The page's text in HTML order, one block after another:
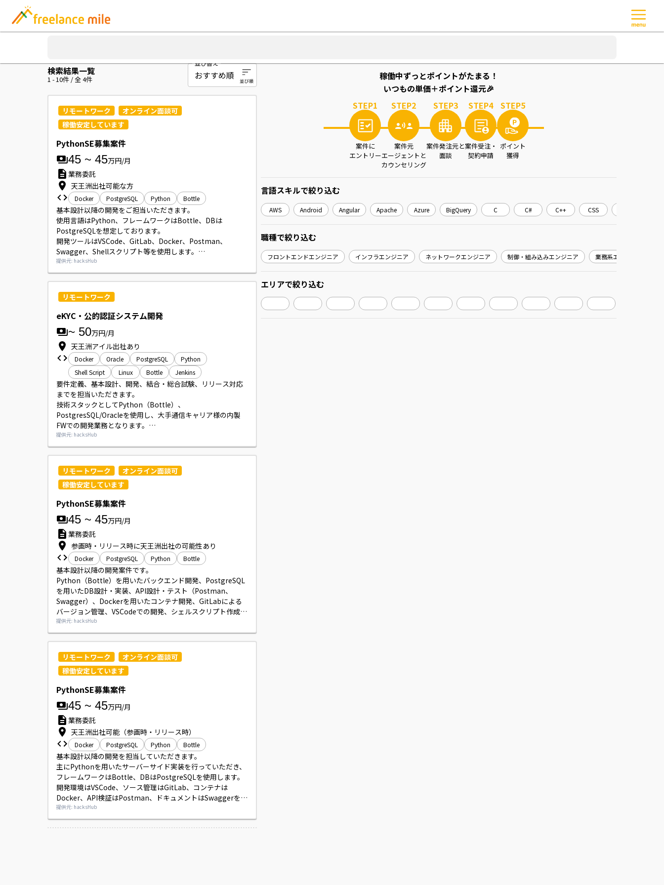
検索結果一覧
1 -10件 / 全4件
並び替え
リモートワーク
オンライン面談可
稼働安定しています
PythonSE募集案件
45 ~ 45万円/月
業務委託
天王洲出社可能な方
Docker PostgreSQL Python Bottle
基本設計以降の開発をご担当いただきます。
使用言語はPython、フレームワークはBottle、DBは
PostgreSQLを想定しております。
開発ツールはVSCode、GitLab、Docker、Postman、
Swagger、Shellスクリプト等を使用します。
作業は在宅勤務がメインですが、参画時やリリース時など必
要に応じて天王洲への出社に柔軟に対応いただける方を想定
しています。
人物面を重視する現場のため、お人柄や積極性、上流工程に
挑戦したいという意欲を重視します。
入館証用の証明写真が必要となります。
提供元: hacksHub
リモートワーク
eKYC・公的認証システム開発
~ 50万円/月
天王洲アイル出社あり
Docker Oracle PostgreSQL
Python
Shell Script
Linux Bottle Jenkins
要件定義、基本設計、開発、結合・総合試験、リリース対応
までを担当いただきます。
技術スタックとしてPython（Bottle）、
PostgresSQL/Oracleを使用し、大手通信キャリア様の内製
FWでの開発業務となります。
顧客折衝経験がある方、または顧客折衝・上流工程にチャレ
ンジしたい若手SEも歓迎です。
提供元: hacksHub
リモートワーク
オンライン面談可
稼働安定しています
PythonSE募集案件
45 ~ 45万円/月
業務委託
参画時・リリース時に天王洲出社の可能性あり
Docker PostgreSQL Python Bottle
基本設計以降の開発案件です。
Python（Bottle）を用いたバックエンド開発、PostgreSQL
を用いたDB設計・実装、API設計・テスト（Postman、
Swagger）、Dockerを用いたコンテナ開発、GitLabによる
バージョン管理、VSCodeでの開発、シェルスクリプト作成等
の業務を行っていただきます。
提供元: hacksHub
リモートワーク
オンライン面談可
稼働安定しています
PythonSE募集案件
45 ~ 45万円/月
業務委託
天王洲出社可能（参画時・リリース時）
Docker PostgreSQL Python Bottle
基本設計以降の開発を担当していただきます。
主にPythonを用いたサーバーサイド実装を行っていただき、
フレームワークはBottle、DBはPostgreSQLを使用します。
開発環境はVSCode、ソース管理はGitLab、コンテナは
Docker、API検証はPostman、ドキュメントはSwaggerを利
用します。
リモート中心の勤務ですが、参画時やリリース時など要請が
あった際には天王洲での出社対応をお願いする場合がござい
提供元: hacksHub
稼働中ずっとポイントがたまる！
いつもの単価＋ポイント還元🎉
STEP1
案件に
エントリー
STEP2
案件元
エージェントと
カウンセリング
STEP3
案件発注元と
面談
STEP4
案件受注・
契約申請
STEP5
ポイント
獲得
言語スキルで絞り込む
AWS Android Angular Apache Azure BigQuery C C# C++ CSS
職種で絞り込む
フロントエンドエンジニア インフラエンジニア ネットワークエンジニア 制御・組み込みエンジニア 業務系エンジニア
エリアで絞り込む